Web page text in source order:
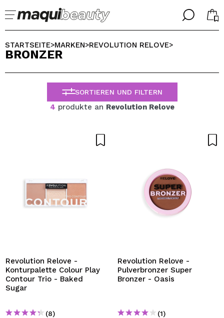
╳
Ich bin bereits #maquilover, ich habe ein Konto
Durch die Erstellung eines Kontos bei Maquillalia.de
können Sie Ihre Einkäufe schnell tätigen, den Status Ihrer
Bestellungen überprüfen und Ihre bisherigen Vorgänge
einsehen.
╳
WÄHLE DEINE SPRACHE
ALEMAN
ESPAÑOL
ENGLISH
FRANCES
STARTSEITE>MARKEN>REVOLUTION RELOVE>
BRONZER
SORTIEREN UND FILTERN
4 produkte an Revolution Relove
Revolution Relove -
Konturpalette Colour Play
Contour Trio - Baked
Sugar
(8)
Revolution Relove -
Pulverbronzer Super
Bronzer - Oasis
(1)